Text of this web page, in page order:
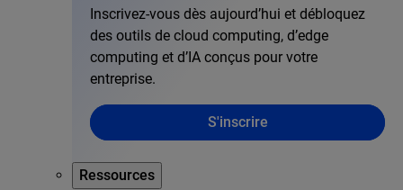
Inscrivez-vous dès aujourd’hui et débloquez
des outils de cloud computing, d’edge
computing et d’IA conçus pour votre
entreprise.
S'inscrire
Ressources